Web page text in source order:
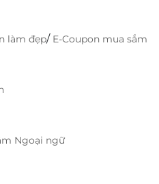
làm đẹp/ E-Coupon mua sắm
Ngoại ngữ